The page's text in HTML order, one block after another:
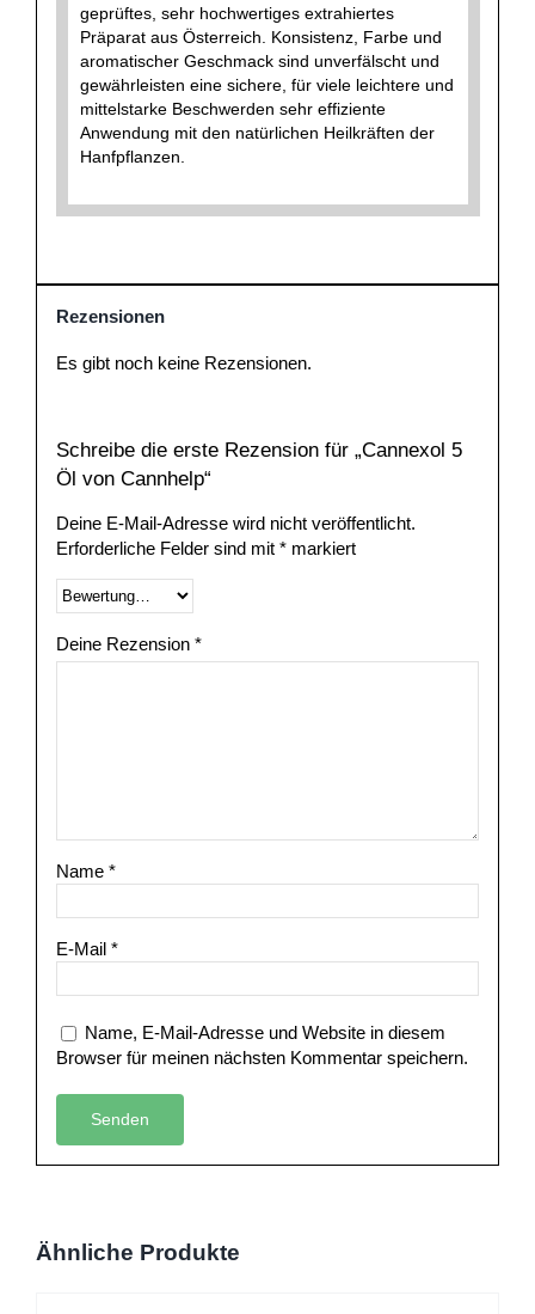
geprüftes, sehr hochwertiges extrahiertes
Präparat aus Österreich. Konsistenz, Farbe und
aromatischer Geschmack sind unverfälscht und
gewährleisten eine sichere, für viele leichtere und
mittelstarke Beschwerden sehr effiziente
Anwendung mit den natürlichen Heilkräften der
Hanfpflanzen.
Rezensionen
Es gibt noch keine Rezensionen.
Schreibe die erste Rezension für „Cannexol 5
Öl von Cannhelp“
Deine E-Mail-Adresse wird nicht veröffentlicht.
Erforderliche Felder sind mit *markiert
Deine Rezension *
Name *
E-Mail *
Name, E-Mail-Adresse und Website in diesem
Browser für meinen nächsten Kommentar speichern.
Ähnliche Produkte